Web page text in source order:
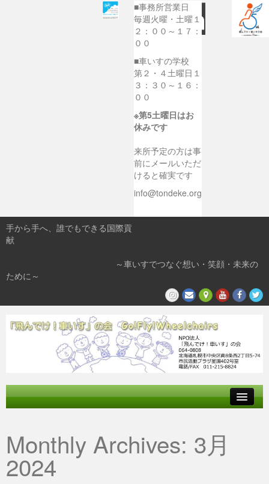
■事務所営業日
毎週火曜・土曜１
２：００～１７：
００
■車いすの学校
第２・４土曜日１
３：３０～１６：
００
※第5土曜日はお
休みです
来所予定の方は事
前にメールいただ
けると確実です
info@tondeke.org
手から手へ、誰でもできる国際貢
献
～車いすでつなぐ想い・笑顔・未来の
ために～
参加する
私たちの活動
Monthly Archives: 3月
2024